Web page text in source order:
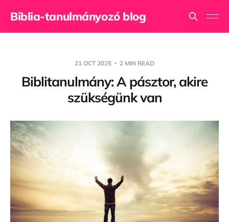
Biblia-tanulmányozó blog
21 OCT 2025 2 MIN READ
Biblitanulmány: A pásztor, akire
szükségünk van